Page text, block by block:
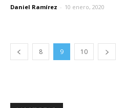
Daniel Ramírez - 10 enero, 2020
8 9 10